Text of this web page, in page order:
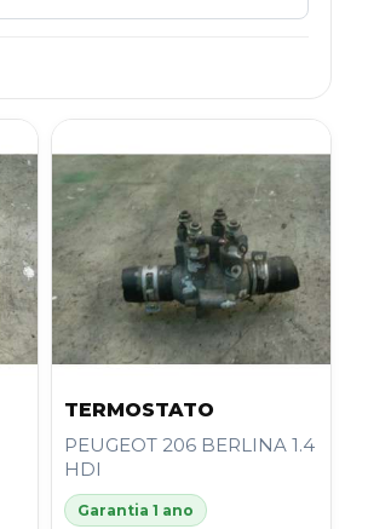
TERMOSTATO
PEUGEOT 206 BERLINA 1.4
HDI
Garantia 1 ano